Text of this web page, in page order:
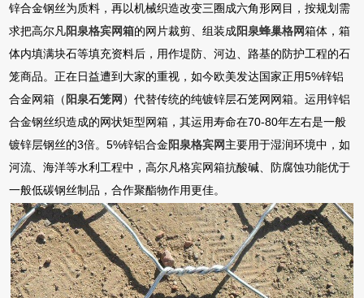
锌合金钢丝为质料，再以机械织造改变三圈成六角形网目，按规划需
求把高尔凡阳泉格宾网箱的网片裁剪、组装成阳泉蜂巢格网箱体，箱
体内填满块石等填充资料后，用作堤防、河边、路基的防护工程的石
笼商品。正在日益遭到大家的重视，如今欧美发达国家正用5%锌铝
合金网箱（ 阳泉石笼网 ）代替传统的纯镀锌层石笼网网箱。运用锌铝
合金钢丝织造成的网状矩型网箱，其运用寿命在70-80年左右是一般
镀锌层钢丝的3倍。5%锌铝合金阳泉格宾网主要用于湿润环境中，如
河流、海洋等水利工程中，高尔凡格宾网箱抗酸碱、防腐蚀功能优于
一般低碳钢丝制品，合作聚酯物作用更佳。